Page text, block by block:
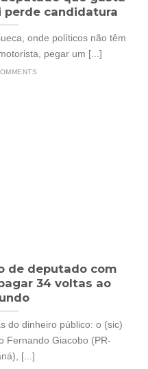
candidatura
onde políticos não têm
pegar um [...]
de deputado com
34 voltas ao
do dinheiro público: o (sic)
Fernando Giacobo (PR-
[...]